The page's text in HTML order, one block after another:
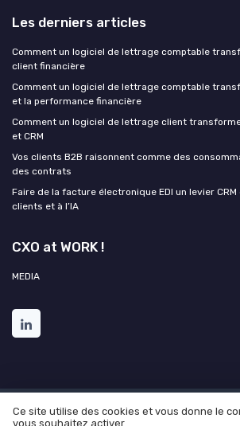
Les derniers articles
Comment un logiciel de lettrage comptable
client financière
Comment un logiciel de lettrage comptable
et la performance financière
Comment un logiciel de lettrage client
et CRM
Vos clients B2B raisonnent comme des
des contrats
Faire de la facture électronique EDI un levier
clients et à l’IA
CXO at WORK !
MEDIA
Mentions légales Politique de
Ce site utilise des cookies et vous donne le
vous souhaitez activer